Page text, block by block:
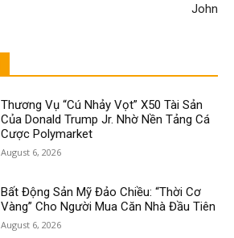
John
Thương Vụ “Cú Nhảy Vọt” X50 Tài Sản
Của Donald Trump Jr. Nhờ Nền Tảng Cá
Cược Polymarket
August 6, 2026
Bất Động Sản Mỹ Đảo Chiều: “Thời Cơ
Vàng” Cho Người Mua Căn Nhà Đầu Tiên
August 6, 2026